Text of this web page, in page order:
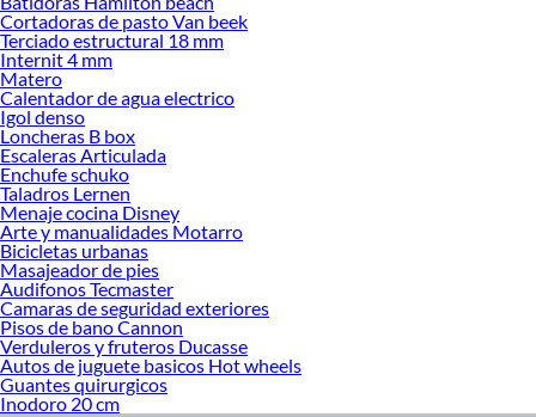
Cortadoras de pasto Van beek
Terciado estructural 18 mm
Internit 4 mm
Matero
Calentador de agua electrico
Igol denso
Loncheras B box
Escaleras Articulada
Enchufe schuko
Taladros Lernen
Menaje cocina Disney
Arte y manualidades Motarro
Bicicletas urbanas
Masajeador de pies
Audifonos Tecmaster
Camaras de seguridad exteriores
Pisos de bano Cannon
Verduleros y fruteros Ducasse
Autos de juguete basicos Hot wheels
Guantes quirurgicos
Inodoro 20 cm